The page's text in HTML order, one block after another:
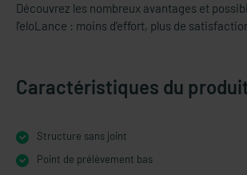
Découvrez les nombreux avantages et
l’eloLance : moins d’effort, plus de
Caractéristiques du
Structure sans joint
Point de prélèvement bas